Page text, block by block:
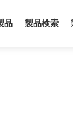
品 製品検索